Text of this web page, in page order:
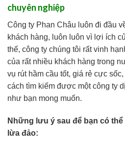
chuyên nghiệp
Công ty Phan Châu luôn đi đầu
khách hàng, luôn luôn vì lợi ích
thế, công ty chúng tôi rất vinh
của rất nhiều khách hàng trong
vụ rút hầm cầu tốt, giá rẻ cực
cách tìm kiếm được một công ty
như bạn mong muốn.
Những lưu ý sau để bạn có
lừa đảo: